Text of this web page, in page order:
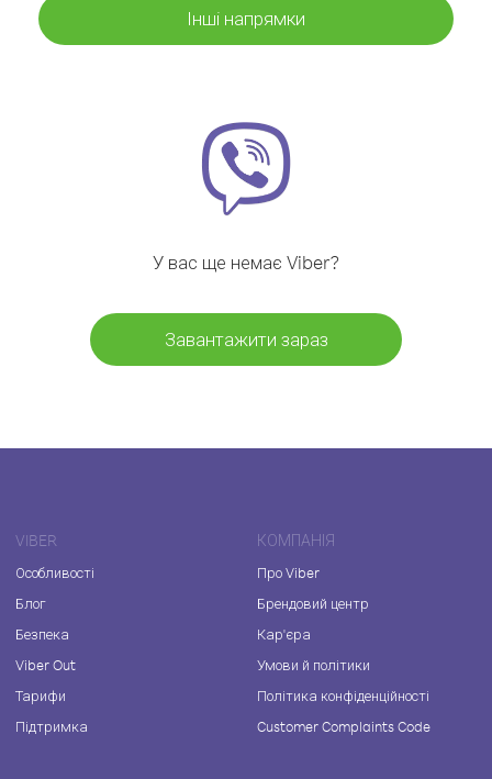
Інші напрямки
У вас ще немає Viber?
Завантажити зараз
VIBER
Особливості
Блог
Безпека
Viber Out
Тарифи
Підтримка
КОМПАНІЯ
Про Viber
Брендовий центр
Кар'єра
Умови й політики
Політика конфіденційності
Customer Complaints Code